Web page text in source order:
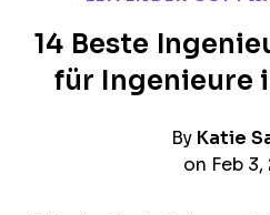
14 Beste
für Ingenieure
By Katie
on Feb 3,